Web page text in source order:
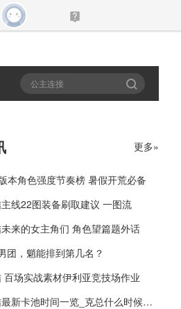
更多»
本角色强度节奏榜 暑假开荒必备
线22图装备刷取建议 一图流
来的女主角们 角色望篇题外话
团，魈能排到第几名？
百场实战素材伊利亚竞技场作业
新卡池时间一览_克总什么时候出？